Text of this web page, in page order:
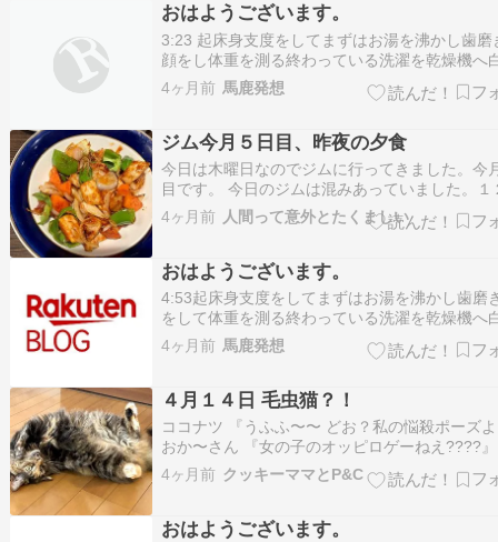
おはようございます。
3:23 起床身支度をしてまずはお湯を沸かし歯磨
顔をし体重を測る終わっている洗濯を乾燥機へ
ホットカフェオレ準備仏壇の水替え、お線香、
湯、ホットカフェオレを飲み麦茶3杯分を用意
4ヶ月前 馬鹿発想
ジム今月５日目、昨夜の夕食
今日は木曜日なのでジムに行ってきました。今
目です。 今日のジムは混みあっていました。１
１３人くらい。ランニングは時速５．５ｋｍで
ル２２分歩き、時速７ｋｍでトータル８分走り
ウン後の心拍数は１１７ 筋トレはいつもと…
4ヶ月前 人間って意外とたくましい
おはようございます。
4:53起床身支度をしてまずはお湯を沸かし歯磨
をして体重を測る終わっている洗濯を乾燥機へ
ホットカフェオレ準備仏壇の水替え、お線香、
湯、ホットカフェオレを飲み麦茶3杯分を用意
4ヶ月前 馬鹿発想
４月１４日 毛虫猫？！
ココナツ 『うふふ〜〜 どお？私の悩殺ポーズ
おか〜さん 『女の子のオッピロゲーねえ????
コナツ 『じゃあこんな感じでどお？』 おか〜
『モジャモジャで暑そうや????』 ココナツ 『
ナツ 『何…
4ヶ月前 クッキーママとP&C
おはようございます。